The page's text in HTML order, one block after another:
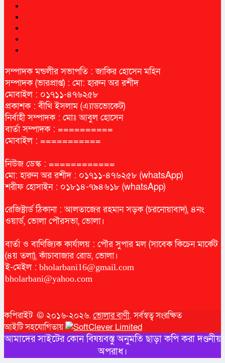
সম্পাদক মন্ডলীর সভাপতি : জাকির হোসেন মহিন
সম্পাদক (ভারপ্রাপ্ত) : মো: হারুন অর রশীদ
মোবাইল : ০১৭১১-৪৭৬২৫৮
প্রকাশক : বীথি ইসলাম (এ্যাডভোকেট)
নির্বাহী সম্পাদক : মোঃ আবুল হোসেন
বার্তা সম্পাদক : ==========
মোবাইল : ===========
নিউজ ডেস্ক : ============
মো: হারুন অর রশীদ : ০১৭১১-৪৭৬২৫৮ (whatsApp)
শরীফ হোসাইন : ০১৮১৪-৭৯৪৬১৮ (whatsApp)
রেজিষ্ট্রার্ড ঠিকানা : আলতাজের রহমান সড়ক (চরনোয়াবাদ), ৪নং
ওয়ার্ড, ভোলা পৌরসভা, ভোলা।
বার্তা ও বাণিজ্যিক কার্যালয় : পৌর সুপার মল (সাবেক কিচেন মার্কেট
(৪য় তলা), কাঁচাবাজার রোড, ভোলা।
ই-মেইল : bholarbani16@gmail.com
bholarbani@yahoo.com
কপিরাইট © ২০১৬-২০২৬. ভোলার বাণী. সর্বস্বত্ব সংরক্ষিত
আইটি সহযোগিতায়
আমাদের সাইটের কোন বিষয়বস্তু অনুমতি ছাড়া কপি করা দণ্ডনীয়
অপরাধ।